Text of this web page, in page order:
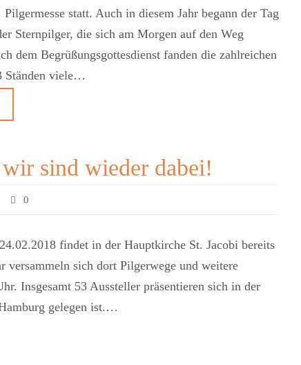
statt. Auch in diesem Jahr begann der Tag
Sternpilger, die sich am Morgen auf den Weg
dem Begrüßungsgottesdienst fanden die zahlreichen
Ständen viele…
sind wieder dabei!
0
findet in der Hauptkirche St. Jacobi bereits
versammeln sich dort Pilgerwege und weitere
Insgesamt 53 Aussteller präsentieren sich in der
gelegen ist.…